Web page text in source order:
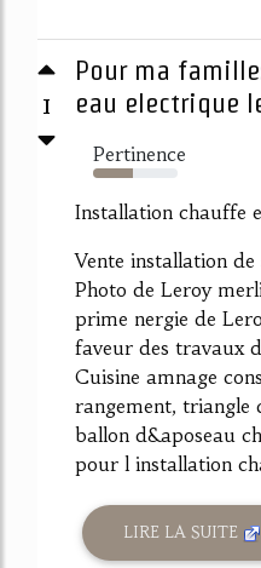
1
Pour ma
eau electrique
Pertinence
47%
Installation chauffe
Vente installation
Photo de Leroy
prime nergie de
faveur des travaux
Cuisine amnage
rangement, triangle
ballon d&aposeau
pour l installation
LIRE LA SUITE